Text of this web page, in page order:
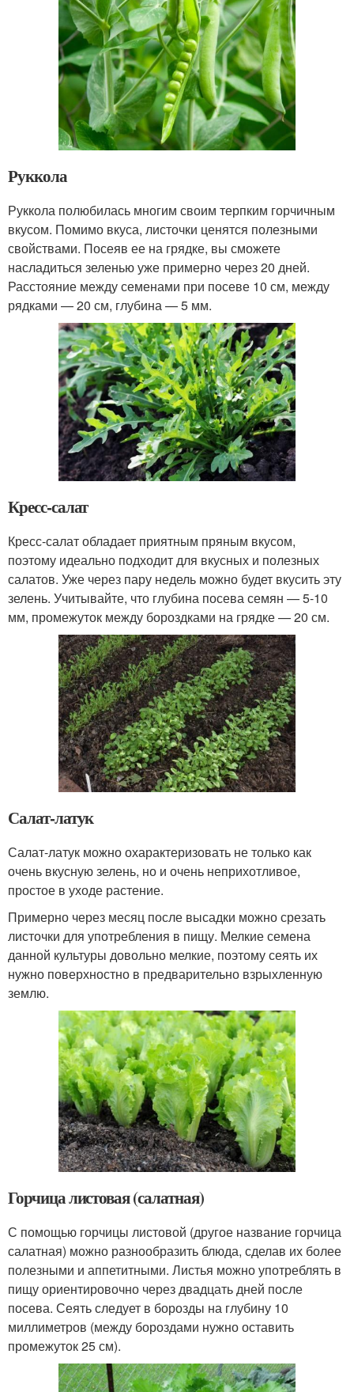
Руккола
Руккола полюбилась многим своим терпким горчичным
вкусом. Помимо вкуса, листочки ценятся полезными
свойствами. Посеяв ее на грядке, вы сможете
насладиться зеленью уже примерно через 20 дней.
Расстояние между семенами при посеве 10 см, между
рядками — 20 см, глубина — 5 мм.
Кресс-салат
Кресс-салат обладает приятным пряным вкусом,
поэтому идеально подходит для вкусных и полезных
салатов. Уже через пару недель можно будет вкусить эту
зелень. Учитывайте, что глубина посева семян — 5-10
мм, промежуток между бороздками на грядке — 20 см.
Салат-латук
Салат-латук можно охарактеризовать не только как
очень вкусную зелень, но и очень неприхотливое,
простое в уходе растение.
Примерно через месяц после высадки можно срезать
листочки для употребления в пищу. Мелкие семена
данной культуры довольно мелкие, поэтому сеять их
нужно поверхностно в предварительно взрыхленную
землю.
Горчица листовая (салатная)
С помощью горчицы листовой (другое название горчица
салатная) можно разнообразить блюда, сделав их более
полезными и аппетитными. Листья можно употреблять в
пищу ориентировочно через двадцать дней после
посева. Сеять следует в борозды на глубину 10
миллиметров (между бороздами нужно оставить
промежуток 25 см).